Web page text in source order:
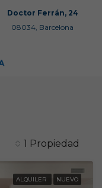
Doctor Ferrán, 24
08034, Barcelona
1 Propiedad
ALQUILER NUEVO